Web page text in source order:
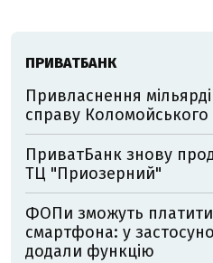
ПРИВАТБАНК
Привласнення
справу Коломойського
ПриватБанк знову
ТЦ "Приозерний"
ФОПи зможуть платити
смартфона: у
додали функцію